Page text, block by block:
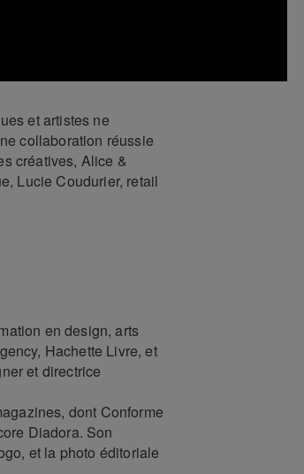
et artistes ne
collaboration réussie
créatives, Alice &
Lucie Coudurier, retail
en design, arts
Hachette Livre, et
et directrice
dont Conforme
Diadora. Son
et la photo éditoriale